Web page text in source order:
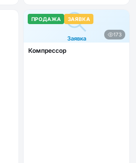
Заявка
ПРОДАЖА ЗАЯВКА
173
Компрессор